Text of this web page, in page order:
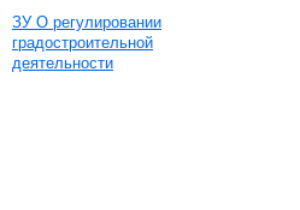
ЗУ О регулировании
градостроительной
деятельности